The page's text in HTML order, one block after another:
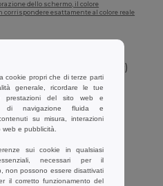
dello schermo, il colore
esattamente al colore reale
(190 g/m²)
1x1 con nastro di
e cucito con doppia
e orlo
cookie propri che di terze parti
generale, ricordare le tue
prestazioni del sito web e
di navigazione fluida e
su misura, interazioni
e pubblicità.
sui cookie in qualsiasi
necessari per il
non possono essere disattivati
il corretto funzionamento del